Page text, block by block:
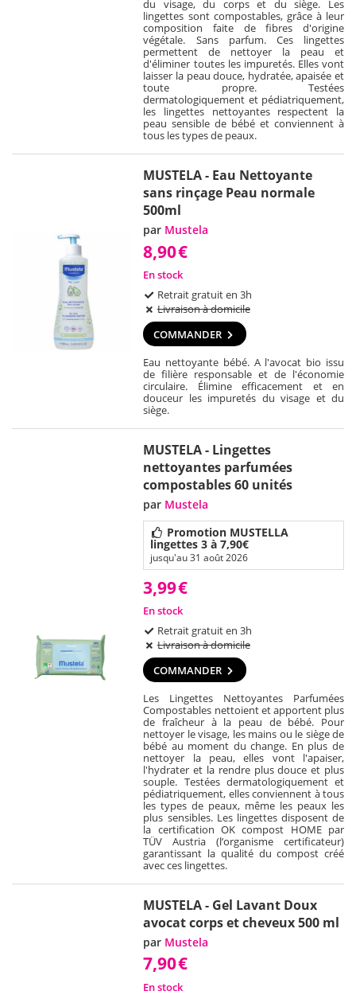
du visage, du corps et du siège. Les
lingettes sont compostables, grâce à leur
composition faite de fibres d'origine
végétale. Sans parfum. Ces lingettes
permettent de nettoyer la peau et
d'éliminer toutes les impuretés. Elles vont
laisser la peau douce, hydratée, apaisée et
toute propre. Testées
dermatologiquement et pédiatriquement,
les lingettes nettoyantes respectent la
peau sensible de bébé et conviennent à
tous les types de peaux.
MUSTELA - Eau Nettoyante
sans rinçage Peau normale
500ml
par Mustela
8,90€
En stock
Retrait gratuit en 3h
Livraison à domicile
COMMANDER
Eau nettoyante bébé. A l'avocat bio issu
de filière responsable et de l'économie
circulaire. Élimine efficacement et en
douceur les impuretés du visage et du
siège.
MUSTELA - Lingettes
nettoyantes parfumées
compostables 60 unités
par Mustela
Promotion MUSTELLA
lingettes 3 à 7,90€
jusqu'au 31 août 2026
3,99€
En stock
Retrait gratuit en 3h
Livraison à domicile
COMMANDER
Les Lingettes Nettoyantes Parfumées
Compostables nettoient et apportent plus
de fraîcheur à la peau de bébé. Pour
nettoyer le visage, les mains ou le siège de
bébé au moment du change. En plus de
nettoyer la peau, elles vont l'apaiser,
l'hydrater et la rendre plus douce et plus
souple. Testées dermatologiquement et
pédiatriquement, elles conviennent à tous
les types de peaux, même les peaux les
plus sensibles. Les lingettes disposent de
la certification OK compost HOME par
TÜV Austria (l’organisme certificateur)
garantissant la qualité du compost créé
avec ces lingettes.
MUSTELA - Gel Lavant Doux
avocat corps et cheveux 500 ml
par Mustela
7,90€
En stock